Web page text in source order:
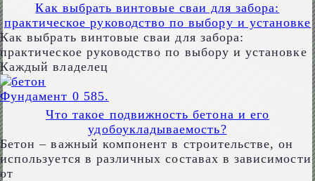
Как выбрать винтовые сваи для забора:
практическое руководство по выбору и установке
Как выбрать винтовые сваи для забора:
практическое руководство по выбору и установке
Каждый владелец
Фундамент 0 585.
Что такое подвижность бетона и его
удобоукладываемость?
Бетон – важный компонент в строительстве, он
используется в различных составах в зависимости
от